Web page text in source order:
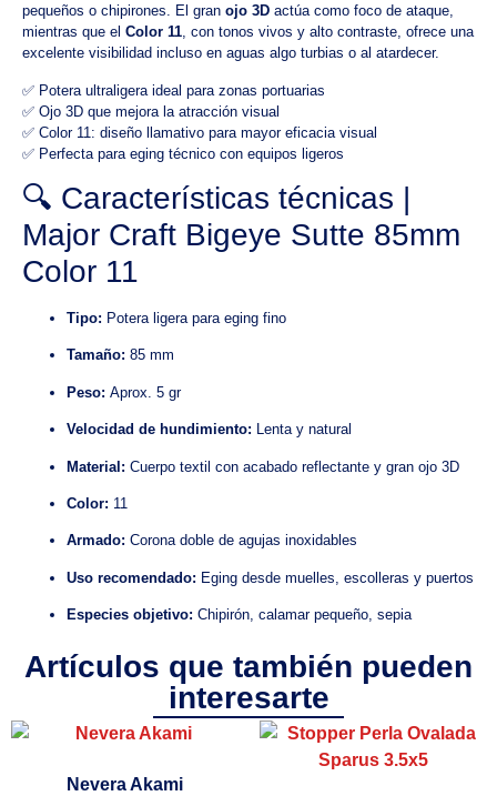
pequeños o chipirones. El gran ojo 3D actúa como foco de ataque,
mientras que el Color 11, con tonos vivos y alto contraste, ofrece una
excelente visibilidad incluso en aguas algo turbias o al atardecer.
✅ Potera ultraligera ideal para zonas portuarias
✅ Ojo 3D que mejora la atracción visual
✅ Color 11: diseño llamativo para mayor eficacia visual
✅ Perfecta para eging técnico con equipos ligeros
🔍 Características técnicas |
Major Craft Bigeye Sutte 85mm
Color 11
Tipo: Potera ligera para eging fino
Tamaño: 85 mm
Peso: Aprox. 5 gr
Velocidad de hundimiento: Lenta y natural
Material: Cuerpo textil con acabado reflectante y gran ojo 3D
Color: 11
Armado: Corona doble de agujas inoxidables
Uso recomendado: Eging desde muelles, escolleras y puertos
Especies objetivo: Chipirón, calamar pequeño, sepia
Artículos que también pueden
interesarte
Nevera Akami